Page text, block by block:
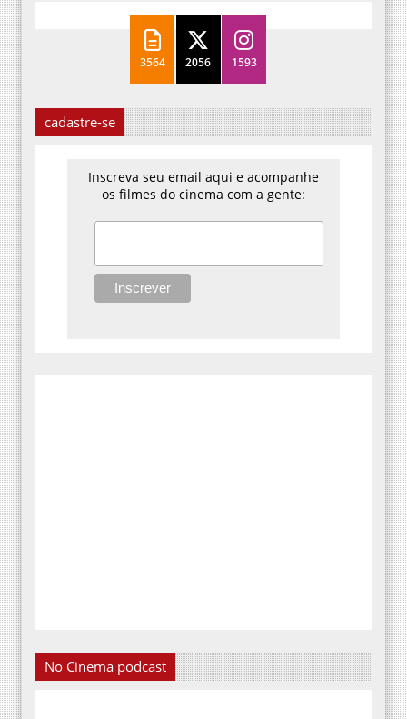
3564 2056 1593
cadastre-se
Inscreva seu email aqui e acompanhe
os filmes do cinema com a gente:
No Cinema podcast